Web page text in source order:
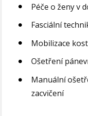
Péče o ženy v
Fasciální
Mobilizace
Ošetření
Manuální
zacvičení